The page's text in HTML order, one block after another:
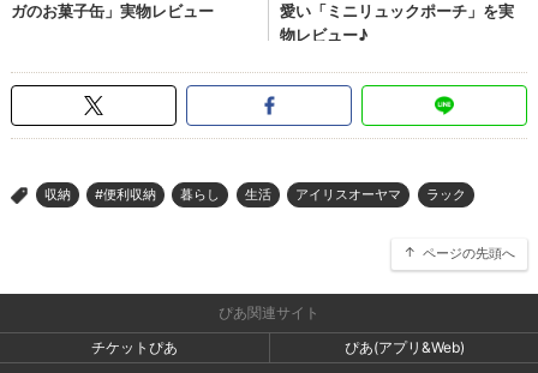
> 収納 #便利収納 暮らし 生活 アイリスオーヤマ ラック
ページの先頭へ
ぴあ関連サイト
チケットぴあ
ぴあ(アプリ&Web)